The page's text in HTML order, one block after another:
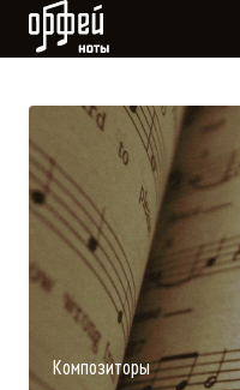
Ноты Орфей
Композиторы